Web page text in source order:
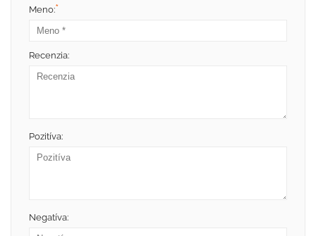
Meno:*
Recenzia:
Pozitíva:
Negatíva: